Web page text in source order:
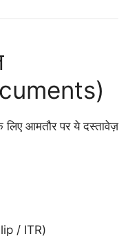
आमतौर पर ये दस्तावेज़
/ ITR)